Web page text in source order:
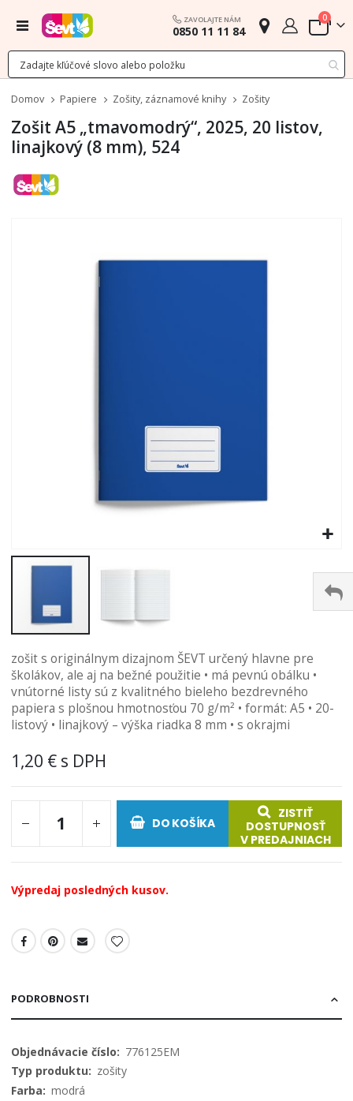
Menu ZAVOLAJTE NÁM
0850 11 11 84 Cart
0
Domov Papiere Zošity, záznamové knihy Zošity
Zošit A5 „tmavomodrý“, 2025, 20 listov,
linajkový (8 mm), 524
na
začiatok
galérie
obrázkov
zošit s originálnym dizajnom ŠEVT určený hlavne pre
školákov, ale aj na bežné použitie • má pevnú obálku •
vnútorné listy sú z kvalitného bieleho bezdrevného
papiera s plošnou hmotnosťou 70 g/m² • formát: A5 • 20-
listový • linajkový – výška riadka 8 mm • s okrajmi
1,20 €
DO KOŠÍKA
ZISTIŤ
DOSTUPNOSŤ
V PREDAJNIACH
Výpredaj posledných kusov.
PODROBNOSTI
Viac
informácií
776125EM
zošity
modrá